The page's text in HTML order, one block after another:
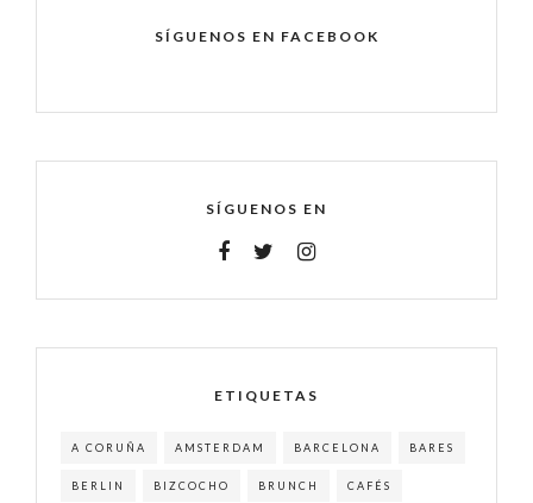
SÍGUENOS EN FACEBOOK
SÍGUENOS EN
ETIQUETAS
A CORUÑA AMSTERDAM BARCELONA BARES
BERLIN BIZCOCHO BRUNCH CAFÉS